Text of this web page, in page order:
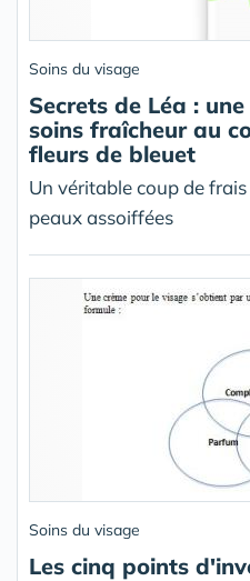
Soins du visage
Secrets de Léa :
soins fraîcheur au
fleurs de bleuet
Un véritable coup de
peaux assoiffées
Soins du visage
Les cinq points